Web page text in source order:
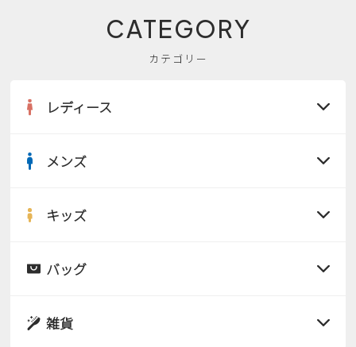
CATEGORY
カテゴリー
レディース
サンダル
スニーカー
メンズ
サンダル
キッズ
サンダル
バッグ
雑貨